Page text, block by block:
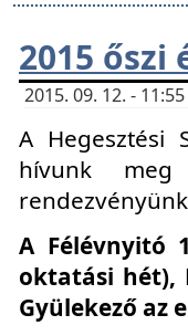
2015
2015. 09. 12. -
A Hegesztési
hívunk
A Félévnyitó
oktatási hét),
Gyülekező az